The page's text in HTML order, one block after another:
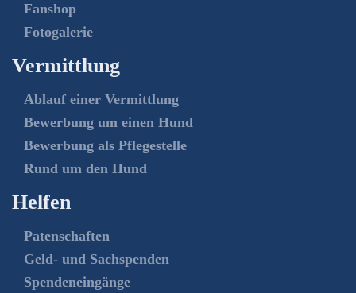
Fanshop
Fotogalerie
Vermittlung
Ablauf einer Vermittlung
Bewerbung um einen Hund
Bewerbung als Pflegestelle
Rund um den Hund
Helfen
Patenschaften
Geld- und Sachspenden
Spendeneingänge